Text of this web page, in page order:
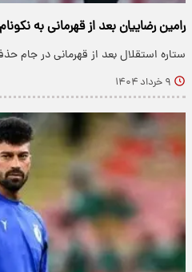
رامین رضاییان بعد از قهرمانی به
ستاره استقلال بعد از قهرمانی در جام
۹ خرداد ۱۴۰۴